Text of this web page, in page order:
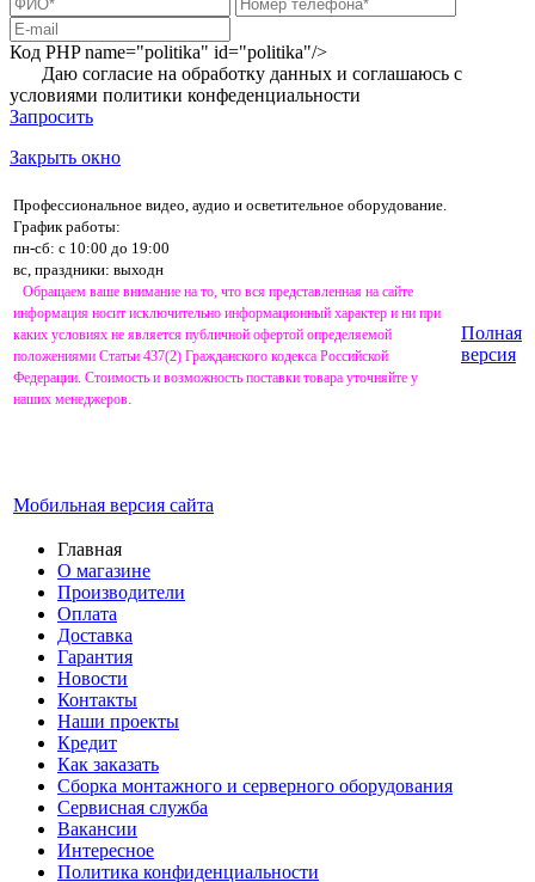
Код PHPname="politika" id="politika"/>
Даю согласие на обработку данных и соглашаюсь с
условиями политики конфеденциальности
Запросить
Закрыть окно
Профессиональное видео, аудио и осветительное оборудование.
График работы:
пн-сб: с 10:00 до 19:00
вс, праздники: выходн
Обращаем ваше внимание на то, что вся представленная на сайте
информация носит исключительно информационный характер и ни при
каких условиях не является публичной офертой определяемой
положениями Статьи 437(2) Гражданского кодекса Российской
Федерации. Стоимость и возможность поставки товара уточняйте у
наших менеджеров.
Мобильная версия сайта
Полная
версия
Главная
О магазине
Производители
Оплата
Доставка
Гарантия
Новости
Контакты
Наши проекты
Кредит
Как заказать
Сборка монтажного и серверного оборудования
Сервисная служба
Вакансии
Интересное
Политика конфиденциальности